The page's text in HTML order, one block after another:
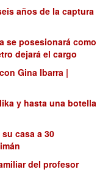
años de la captura
se posesionará como
dejará el cargo
Gina Ibarra |
y hasta una botella
casa a 30
del profesor